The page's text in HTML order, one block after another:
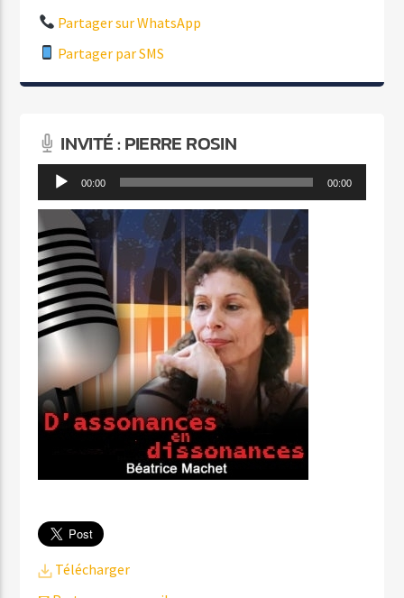
Partager sur WhatsApp
Partager par SMS
INVITÉ : PIERRE ROSIN
Lecteur
audio
00:00 00:00
Télécharger